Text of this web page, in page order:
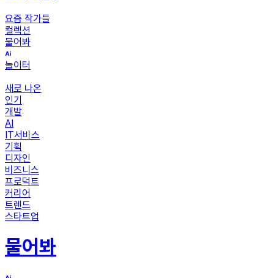
요즘 작가들
컬렉션
물어봐
놀이터
새로 나온
인기
개발
AI
IT서비스
기획
디자인
비즈니스
프로덕트
커리어
트렌드
스타트업
물어봐